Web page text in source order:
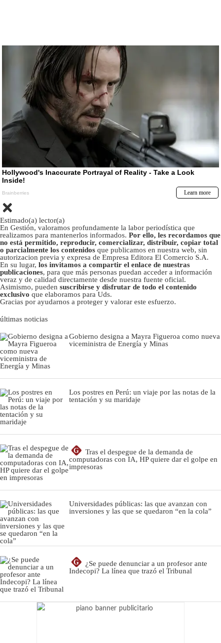
Estimado(a) lector(a)
En Gestión, valoramos profundamente la labor periodística que
realizamos para mantenerlos informados. Por ello, les recordamos que
no está permitido, reproducir, comercializar, distribuir, copiar total
o parcialmente los contenidos que publicamos en nuestra web, sin
autorizacion previa y expresa de Empresa Editora El Comercio S.A.
En su lugar, los invitamos a compartir el enlace de nuestras
publicaciones, para que más personas puedan acceder a información
veraz y de calidad directamente desde nuestra fuente oficial.
Asimismo, pueden suscribirse y disfrutar de todo el contenido
exclusivo que elaboramos para Uds.
Gracias por ayudarnos a proteger y valorar este esfuerzo.
últimas noticias
Gobierno designa a Mayra Figueroa como nueva
viceministra de Energía y Minas
Los postres en Perú: un viaje por las notas de la
tentación y su maridaje
G
Tras el despegue de la demanda de
computadoras con IA, HP quiere dar el golpe en
impresoras
Universidades públicas: las que avanzan con
inversiones y las que se quedaron “en la cola”
G
¿Se puede denunciar a un profesor ante
Indecopi? La línea que trazó el Tribunal